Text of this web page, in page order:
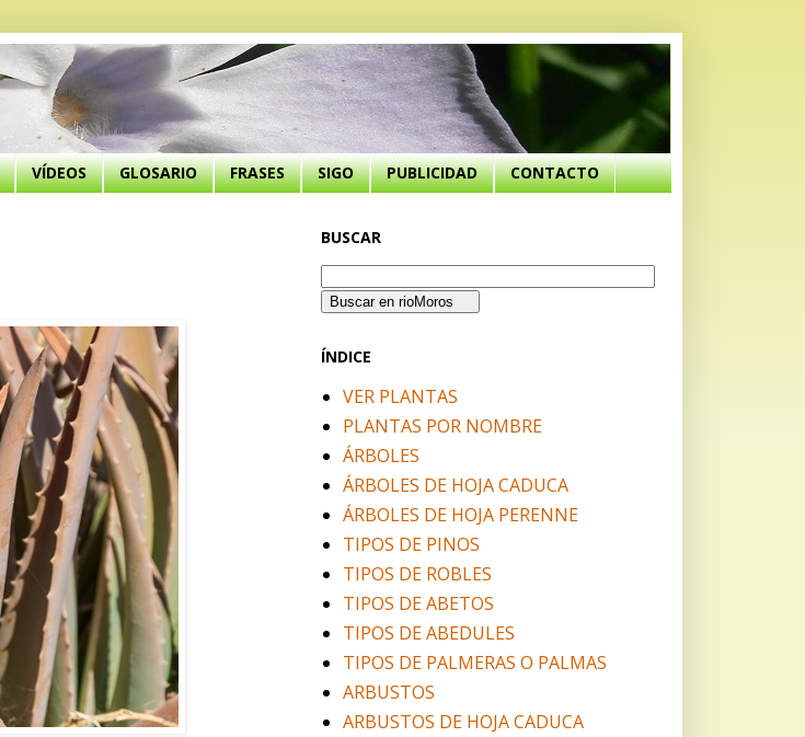
VÍDEOS GLOSARIO FRASES SIGO PUBLICIDAD CONTACTO
BUSCAR
ÍNDICE
VER PLANTAS
PLANTAS POR NOMBRE
ÁRBOLES
ÁRBOLES DE HOJA CADUCA
ÁRBOLES DE HOJA PERENNE
TIPOS DE PINOS
TIPOS DE ROBLES
TIPOS DE ABETOS
TIPOS DE ABEDULES
TIPOS DE PALMERAS O PALMAS
ARBUSTOS
ARBUSTOS DE HOJA CADUCA